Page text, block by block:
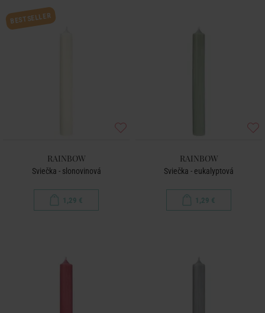
BESTSELLER
RAINBOW
Sviečka - slonovinová
1,29 €
RAINBOW
Sviečka - eukalyptová
1,29 €